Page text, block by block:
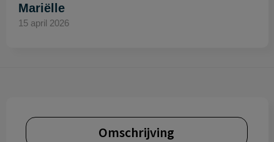
Mariëlle
15 april 2026
Omschrijving